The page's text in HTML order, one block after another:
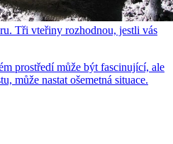
Tři vteřiny rozhodnou, jestli vás
prostředí může být fascinující, ale
může nastat ošemetná situace.